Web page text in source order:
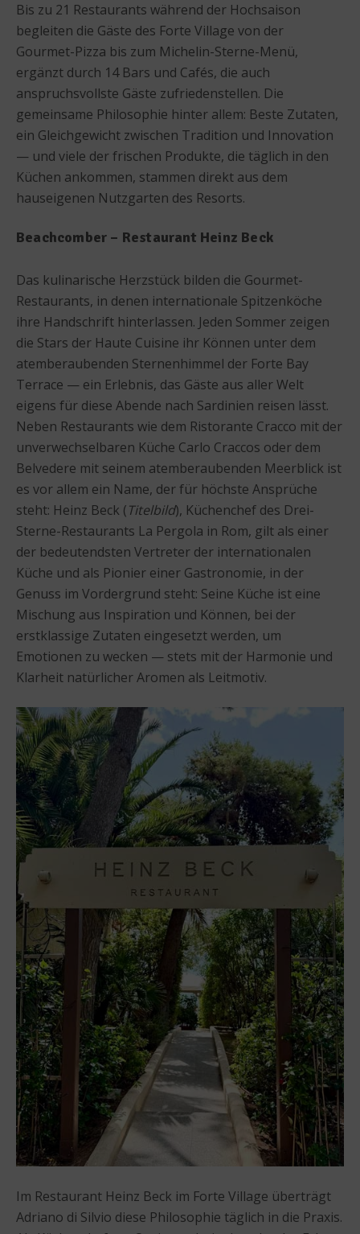
Bis zu 21 Restaurants während der Hochsaison
begleiten die Gäste des Forte Village von der
Gourmet-Pizza bis zum Michelin-Sterne-Menü,
ergänzt durch 14 Bars und Cafés, die auch
anspruchsvollste Gäste zufriedenstellen. Die
gemeinsame Philosophie hinter allem: Beste Zutaten,
ein Gleichgewicht zwischen Tradition und Innovation
— und viele der frischen Produkte, die täglich in den
Küchen ankommen, stammen direkt aus dem
hauseigenen Nutzgarten des Resorts.
Beachcomber – Restaurant Heinz Beck
Das kulinarische Herzstück bilden die Gourmet-
Restaurants, in denen internationale Spitzenköche
ihre Handschrift hinterlassen. Jeden Sommer zeigen
die Stars der Haute Cuisine ihr Können unter dem
atemberaubenden Sternenhimmel der Forte Bay
Terrace — ein Erlebnis, das Gäste aus aller Welt
eigens für diese Abende nach Sardinien reisen lässt.
Neben Restaurants wie dem Ristorante Cracco mit der
unverwechselbaren Küche Carlo Craccos oder dem
Belvedere mit seinem atemberaubenden Meerblick ist
es vor allem ein Name, der für höchste Ansprüche
steht: Heinz Beck (Titelbild), Küchenchef des Drei-
Sterne-Restaurants La Pergola in Rom, gilt als einer
der bedeutendsten Vertreter der internationalen
Küche und als Pionier einer Gastronomie, in der
Genuss im Vordergrund steht: Seine Küche ist eine
Mischung aus Inspiration und Können, bei der
erstklassige Zutaten eingesetzt werden, um
Emotionen zu wecken — stets mit der Harmonie und
Klarheit natürlicher Aromen als Leitmotiv.
Im Restaurant Heinz Beck im Forte Village überträgt
Adriano di Silvio diese Philosophie täglich in die Praxis.